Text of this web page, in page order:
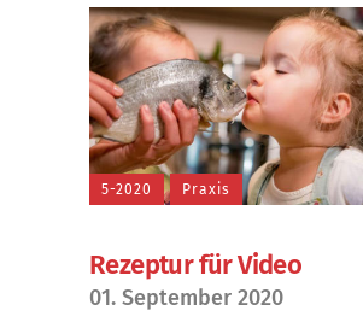
5-2020 Praxis
Rezeptur für Video
01. September 2020